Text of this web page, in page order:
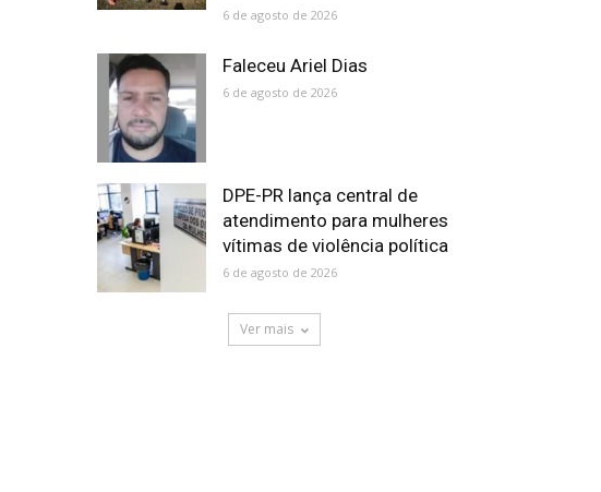
6 de agosto de 2026
Faleceu Ariel Dias
6 de agosto de 2026
DPE-PR lança central de
atendimento para mulheres
vítimas de violência política
6 de agosto de 2026
Ver mais